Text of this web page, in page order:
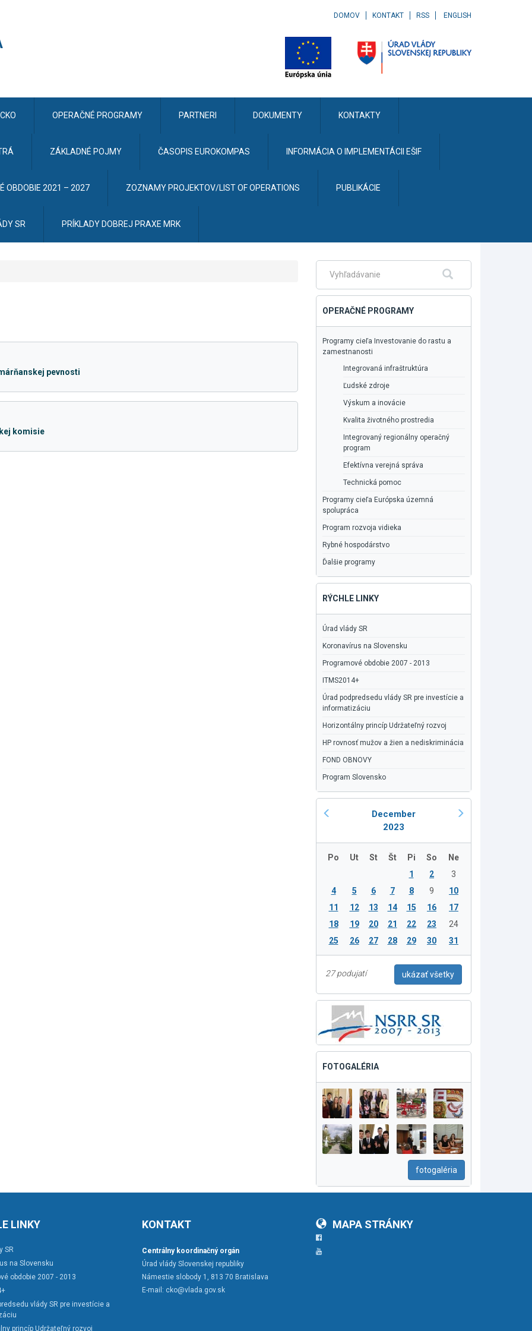
DOMOV KONTAKT RSS ENGLISH
CKO OPERAČNÉ PROGRAMY PARTNERI DOKUMENTY KONTAKTY
ZÁKLADNÉ POJMY ČASOPIS EUROKOMPAS INFORMÁCIA O IMPLEMENTÁCII EŠIF
OBDOBIE 2021 – 2027 ZOZNAMY PROJEKTOV/LIST OF OPERATIONS PUBLIKÁCIE
SR PRÍKLADY DOBREJ PRAXE MRK
pevnosti
komisie
Fulltextové
OPERAČNÉ PROGRAMY
Programy cieľa Investovanie do rastu a
zamestnanosti
Integrovaná infraštruktúra
Ľudské zdroje
Výskum a inovácie
Kvalita životného prostredia
Integrovaný regionálny operačný
program
Efektívna verejná správa
Technická pomoc
Programy cieľa Európska územná
spolupráca
Program rozvoja vidieka
Rybné hospodárstvo
Ďalšie programy
RÝCHLE LINKY
Úrad vlády SR
Koronavírus na Slovensku
Programové obdobie 2007 - 2013
ITMS2014+
Úrad podpredsedu vlády SR pre investície a
informatizáciu
Horizontálny princíp Udržateľný rozvoj
HP rovnosť mužov a žien a nediskriminácia
FOND OBNOVY
Program Slovensko
December
2023
Po Ut St Št Pi So
Ne
1
2
3
4
5 6 7 8 9
10
11
12 13 14 15 16
17
18
19 20 21 22 23
24
25
26 27 28 29 30 31
27 podujatí ukázať všetky
FOTOGALÉRIA
fotogaléria
LINKY
SR
na Slovensku
obdobie 2007 - 2013
vlády SR pre investície a
princíp Udržateľný rozvoj
KONTAKT
Centrálny koordinačný orgán
Úrad vlády Slovenskej republiky
Námestie slobody 1, 813 70 Bratislava
E-mail: cko@vlada.gov.sk
MAPA STRÁNKY
Facebook
YouTube